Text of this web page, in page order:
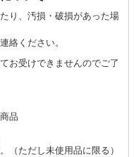
り、汚損・破損があった場
絡ください。
お受けできませんのでご了
品
（ただし未使用品に限る）